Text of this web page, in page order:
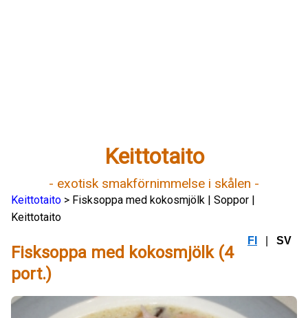
Keittotaito
- exotisk smakförnimmelse i skålen -
Keittotaito > Fisksoppa med kokosmjölk | Soppor |
Keittotaito
FI SV
Fisksoppa med kokosmjölk (4
port.)